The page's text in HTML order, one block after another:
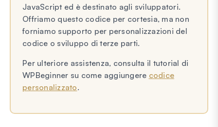
JavaScript ed è destinato agli sviluppatori.
Offriamo questo codice per cortesia, ma non
forniamo supporto per personalizzazioni del
codice o sviluppo di terze parti.
Per ulteriore assistenza, consulta il tutorial di
WPBeginner su come aggiungere codice
personalizzato.